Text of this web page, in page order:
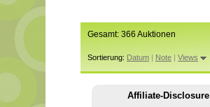
Gesamt: 366 Auktionen
Sortierung: Datum | Note | Views
Affiliate-Disclosure